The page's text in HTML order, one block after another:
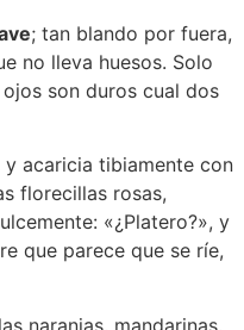
; tan blando por fuera,
no lleva huesos. Solo
son duros cual dos
y acaricia tibiamente con
florecillas rosas,
«¿Platero?», y
que parece que se ríe,
naranjas, mandarinas,